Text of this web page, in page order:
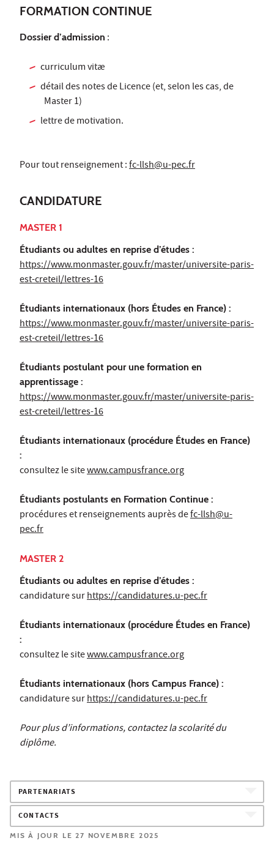
FORMATION CONTINUE
Dossier d’admission :
curriculum vitæ
détail des notes de Licence (et, selon les cas, de
Master 1)
lettre de motivation.
Pour tout renseignement :fc-llsh@u-pec.fr
CANDIDATURE
MASTER 1
Étudiants ou adultes en reprise d’études :
https://www.monmaster.gouv.fr/master/universite-paris-
est-creteil/lettres-16
Étudiants internationaux (hors Études en France) :
https://www.monmaster.gouv.fr/master/universite-paris-
est-creteil/lettres-16
Étudiants postulant pour une formation en
apprentissage :
https://www.monmaster.gouv.fr/master/universite-paris-
est-creteil/lettres-16
Étudiants internationaux (procédure Études en France)
:
consultez le sitewww.campusfrance.org
Étudiants postulants en Formation Continue :
procédures et renseignements auprès defc-llsh@u-
pec.fr
MASTER 2
Étudiants ou adultes en reprise d’études :
candidature surhttps://candidatures.u-pec.fr
Étudiants internationaux (procédure Études en France)
:
consultez le sitewww.campusfrance.org
Étudiants internationaux (hors Campus France) :
candidature surhttps://candidatures.u-pec.fr
Pour plus d’informations, contactez la scolarité du
diplôme.
PARTENARIATS
CONTACTS
MIS À JOUR LE 27 NOVEMBRE 2025